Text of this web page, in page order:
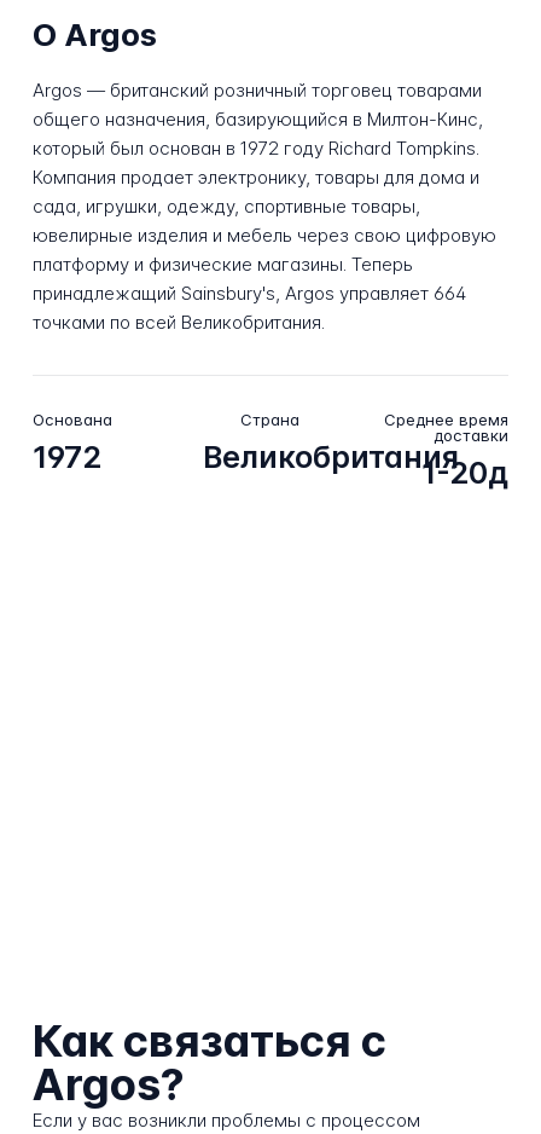
О Argos
Argos — британский розничный торговец товарами
общего назначения, базирующийся в Милтон-Кинс,
который был основан в 1972 году Richard Tompkins.
Компания продает электронику, товары для дома и
сада, игрушки, одежду, спортивные товары,
ювелирные изделия и мебель через свою цифровую
платформу и физические магазины. Теперь
принадлежащий Sainsbury's, Argos управляет 664
точками по всей Великобритания.
Основана
1972
Страна
Великобритания
Среднее время
доставки
1-20д
Как связаться с
Argos?
Если у вас возникли проблемы с процессом